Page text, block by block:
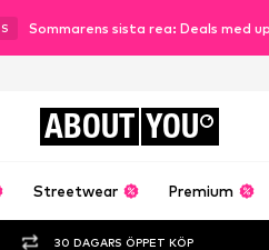
S Sommarens sista rea: Deals med
ABOUT YOU
Streetwear Premium
30 DAGARS ÖPPET KÖP